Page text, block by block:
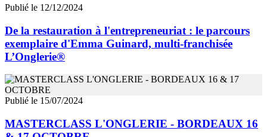
Publié le 12/12/2024
De la restauration à l'entrepreneuriat : le parcours
exemplaire d'Emma Guinard, multi-franchisée
L’Onglerie®
Publié le 15/07/2024
MASTERCLASS L'ONGLERIE - BORDEAUX 16